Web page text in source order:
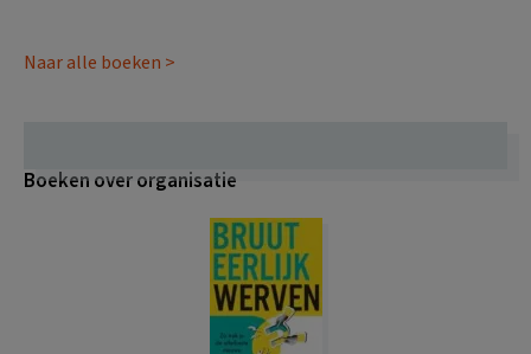
Naar alle boeken >
Boeken over organisatie